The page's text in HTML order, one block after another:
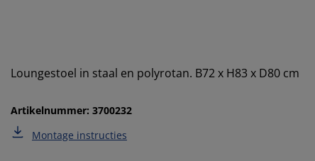
Loungestoel in staal en polyrotan. B72 x H83 x D80 cm
Artikelnummer: 3700232
Montage instructies